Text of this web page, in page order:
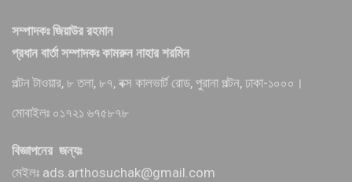
সম্পাদকঃ জিয়াউর রহমান
প্রধান বার্তা সম্পাদকঃ কামরুন নাহার শরমিন
পল্টন টাওয়ার, ৮ তলা, ৮৭, বক্স কালভার্ট রোড, পুরানা পল্টন, ঢাকা-১০০০।
মোবাইলঃ ০১৭২১ ৬৭৫৮৭৮
বিজ্ঞাপনের জন্যঃ
মেইলঃ ads.arthosuchak@gmail.com